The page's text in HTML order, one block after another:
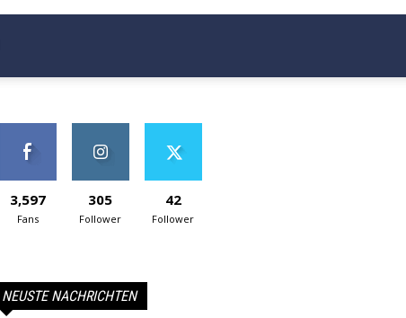
3,597
Fans
305
Follower
42
Follower
NEUSTE NACHRICHTEN